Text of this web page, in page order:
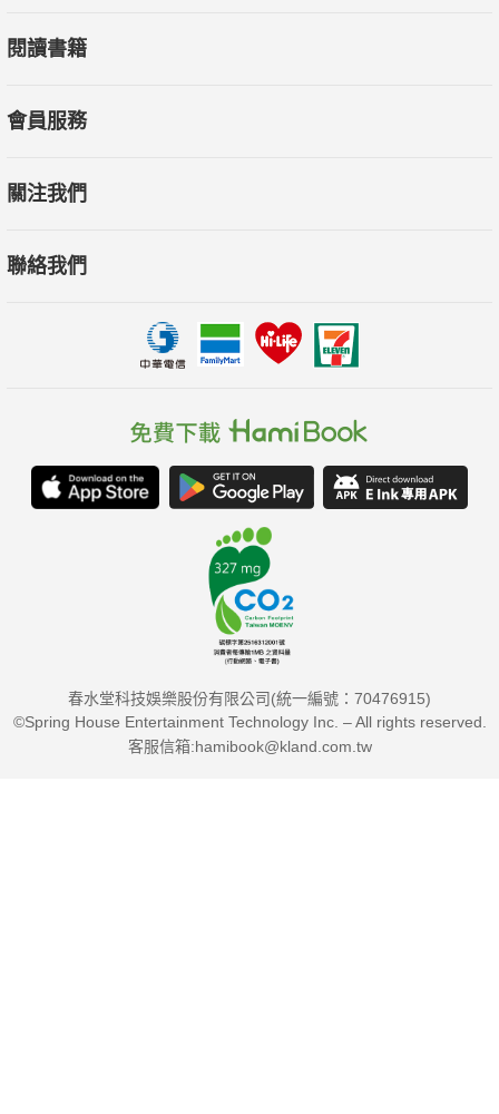
閱讀書籍
會員服務
關注我們
聯絡我們
春水堂科技娛樂股份有限公司(統一編號：70476915)
©Spring House Entertainment Technology Inc. – All rights reserved.
客服信箱:hamibook@kland.com.tw